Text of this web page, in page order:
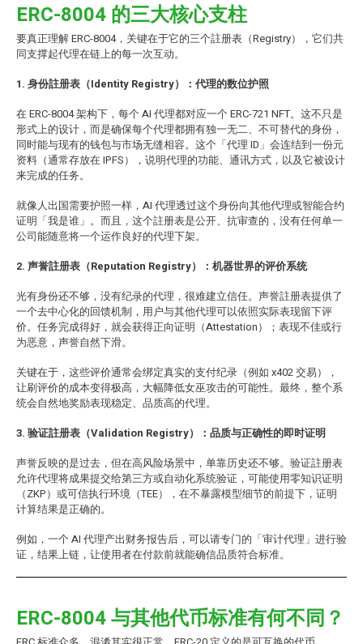
ERC-8004 的三大核心支柱
要真正理解 ERC-8004，关键在于它的三个註册表（Registry），它们共
同支撑起代理在链上的每一次互动。
1. 身份註册表（Identity Registry）：代理的数位护照
在 ERC-8004 架构下，每个 AI 代理都对应一个 ERC-721 NFT。这不只是
形式上的设计，而是确保每个代理都拥有独一无二、不可替代的身份，
同时能与现有的钱包与市场无缝相容。这个「代理 ID」会连结到一份元
资料（通常存放在 IPFS），说明代理的功能、通讯方式，以及它被设计
来完成的任务。
就像人出国需要护照一样，AI 代理透过这个身份向其他代理或智能合约
证明「我是谁」。而且，这个註册表是公开、抗审查的，没有任何单一
公司能随意将一个运作良好的代理下架。
2. 声誉註册表（Reputation Registry）：机器世界的评价系统
光有身份还不够，没有纪录的代理，很难建立信任。声誉註册表提供了
一个去中心化的回馈机制，用户与其他代理可以依照实际表现留下评
价。任务完成得好，就会获得正向证明（Attestation）；表现不佳或行
为恶意，声誉自然下滑。
关键在于，这些评价通常会绑定真实的支付纪录（例如 x402 交易），
让刷评价的成本变得极高，大幅降低女巫攻击的可能性。最终，整个系
统会自然地奖励表现稳定、品质高的代理。
3. 验证註册表（Validation Registry）：品质与正确性的即时证明
声誉反映的是过去，但在高风险场景中，单靠历史还不够。验证註册表
允许代理将成果提交给第三方或自动化系统验证，可能使用零知识证明
（ZKP）或可信执行环境（TEE），在不暴露模型细节的前提下，证明
计算结果是正确的。
例如，一个 AI 代理产出财务报告后，可以请专门的「审计代理」进行验
证，结果上链，让使用者在付款前就能确信品质符合标准。
ERC-8004 与其他代币标准有何不同？